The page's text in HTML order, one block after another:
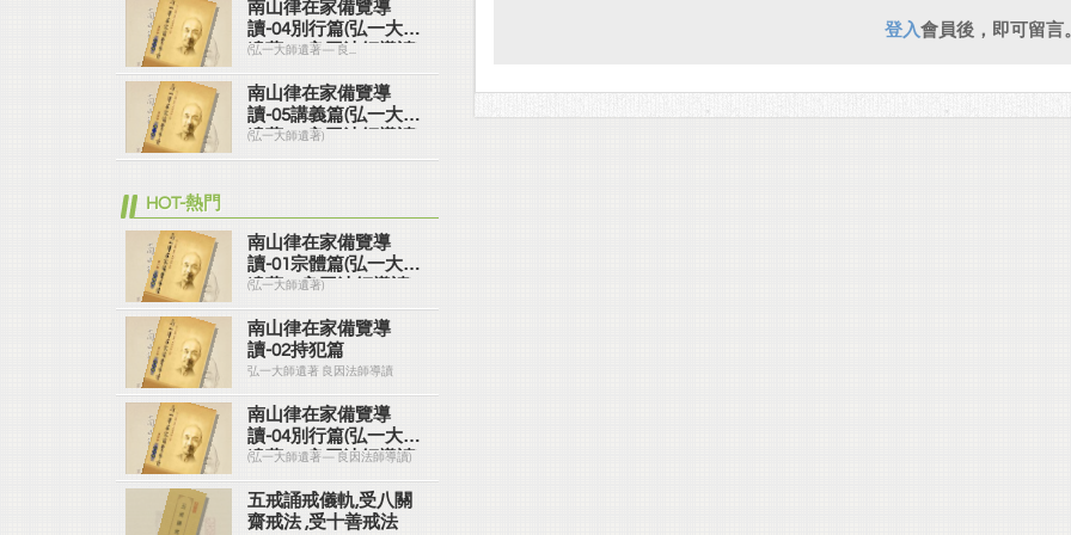
登入會員後，即可留言
南山律在家備覽導
讀-04別行篇(弘一大師
遺著— 良因法師導讀)
(弘一大師遺著— 良...
南山律在家備覽導
讀-05講義篇(弘一大師
遺著— 良因法師導讀)
(弘一大師遺著)
HOT-熱門
南山律在家備覽導
讀-01宗體篇(弘一大師
遺著＼良因法師導讀)
(弘一大師遺著)
南山律在家備覽導
讀-02持犯篇
弘一大師遺著 良因法師導讀
南山律在家備覽導
讀-04別行篇(弘一大師
遺著— 良因法師導讀)
(弘一大師遺著— 良因法師導讀)
五戒誦戒儀軌,受八關
齋戒法 ,受十善戒法